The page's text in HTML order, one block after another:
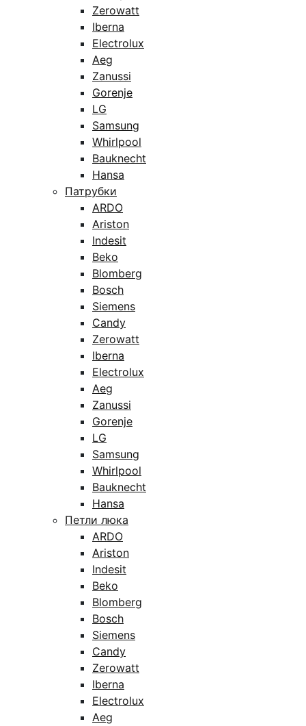
Zerowatt
Iberna
Electrolux
Aeg
Zanussi
Gorenje
LG
Samsung
Whirlpool
Bauknecht
Hansa
Патрубки
ARDO
Ariston
Indesit
Beko
Blomberg
Bosch
Siemens
Candy
Zerowatt
Iberna
Electrolux
Aeg
Zanussi
Gorenje
LG
Samsung
Whirlpool
Bauknecht
Hansa
Петли люка
ARDO
Ariston
Indesit
Beko
Blomberg
Bosch
Siemens
Candy
Zerowatt
Iberna
Electrolux
Aeg